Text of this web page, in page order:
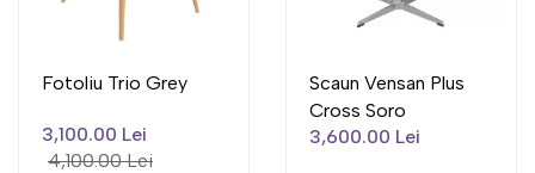
Fotoliu Trio Grey
3,100.00 Lei
4,100.00 Lei
Scaun Vensan Plus
Cross Soro
3,600.00 Lei